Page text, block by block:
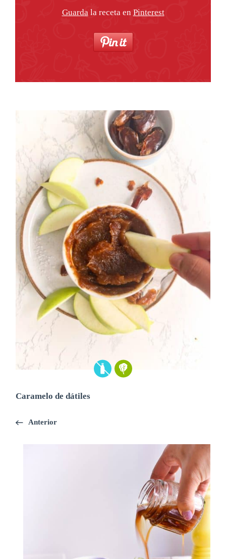
Guardala receta en Pinterest
Caramelo de dátiles
Anterior